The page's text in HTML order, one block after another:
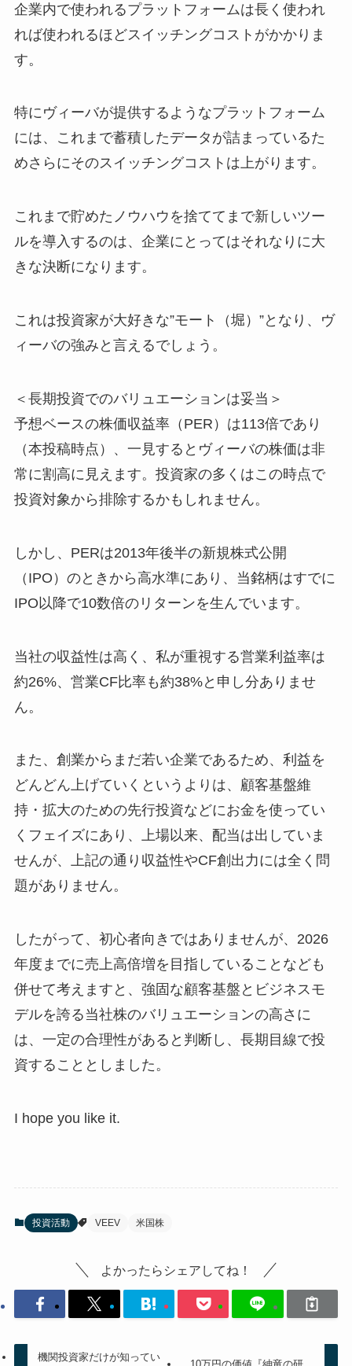
企業内で使われるプラットフォームは長く使われ
れば使われるほどスイッチングコストがかかりま
す。
特にヴィーバが提供するようなプラットフォーム
には、これまで蓄積したデータが詰まっているた
めさらにそのスイッチングコストは上がります。
これまで貯めたノウハウを捨ててまで新しいツー
ルを導入するのは、企業にとってはそれなりに大
きな決断になります。
これは投資家が大好きな”モート（堀）”となり、ヴ
ィーバの強みと言えるでしょう。
＜長期投資でのバリュエーションは妥当＞
予想ベースの株価収益率（PER）は113倍であり
（本投稿時点）、一見するとヴィーバの株価は非
常に割高に見えます。投資家の多くはこの時点で
投資対象から排除するかもしれません。
しかし、PERは2013年後半の新規株式公開
（IPO）のときから高水準にあり、当銘柄はすでに
IPO以降で10数倍のリターンを生んでいます。
当社の収益性は高く、私が重視する営業利益率は
約26%、営業CF比率も約38%と申し分ありませ
ん。
また、創業からまだ若い企業であるため、利益を
どんどん上げていくというよりは、顧客基盤維
持・拡大のための先行投資などにお金を使ってい
くフェイズにあり、上場以来、配当は出していま
せんが、上記の通り収益性やCF創出力には全く問
題がありません。
したがって、初心者向きではありませんが、2026
年度までに売上高倍増を目指していることなども
併せて考えますと、強固な顧客基盤とビジネスモ
デルを誇る当社株のバリュエーションの高さに
は、一定の合理性があると判断し、長期目線で投
資することとしました。
I hope you like it.
投資活動 VEEV 米国株
よかったらシェアしてね！
機関投資家だけが知ってい